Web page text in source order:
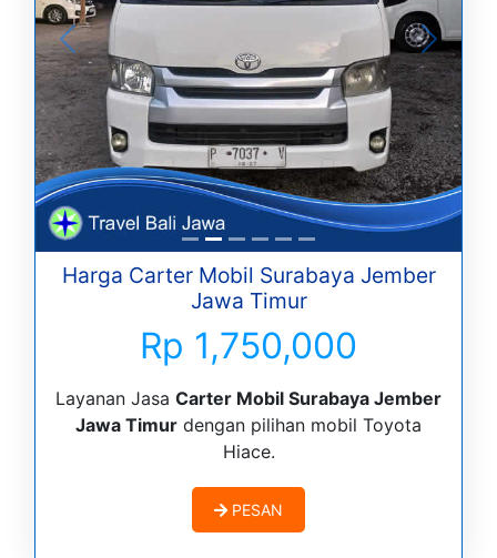
Harga Carter Mobil Surabaya Jember
Jawa Timur
Rp 1,750,000
Layanan Jasa Carter Mobil Surabaya Jember
Jawa Timur dengan pilihan mobil Toyota
Hiace.
PESAN